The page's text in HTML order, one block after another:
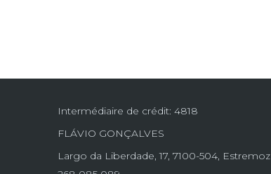
Intermédiaire de crédit: 4818
FLÁVIO GONÇALVES
Largo da Liberdade, 17, 7100-504, Estremoz